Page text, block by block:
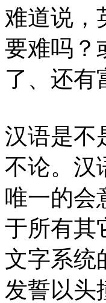
难道说，
要难吗？
了、还有
汉语是不
不论。汉
唯一的会
于所有其
文字系统
发誓以头